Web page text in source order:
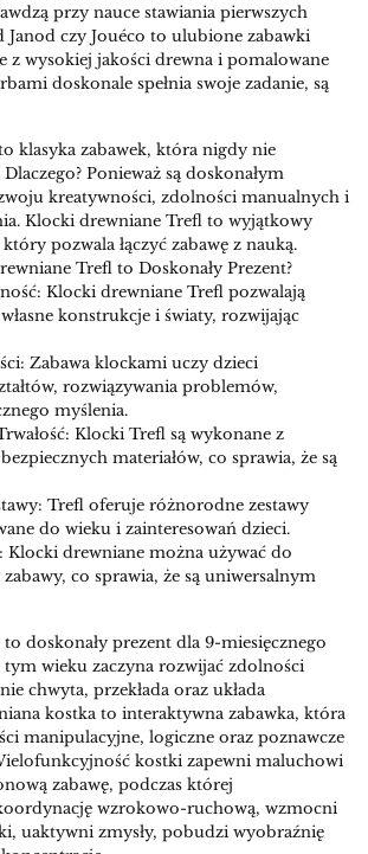
przy nauce stawiania pierwszych
Janod czy Jouéco to ulubione zabawki
z wysokiej jakości drewna i pomalowane
doskonale spełnia swoje zadanie, są
klasyka zabawek, która nigdy nie
Ponieważ są doskonałym
kreatywności, zdolności manualnych i
Klocki drewniane Trefl to wyjątkowy
pozwala łączyć zabawę z nauką.
Trefl to Doskonały Prezent?
Klocki drewniane Trefl pozwalają
konstrukcje i światy, rozwijając
Zabawa klockami uczy dzieci
rozwiązywania problemów,
myślenia.
Klocki Trefl są wykonane z
materiałów, co sprawia, że są
Trefl oferuje różnorodne zestawy
do wieku i zainteresowań dzieci.
drewniane można używać do
co sprawia, że są uniwersalnym
doskonały prezent dla 9-miesięcznego
tym wieku zaczyna rozwijać zdolności
chwyta, przekłada oraz układa
kostka to interaktywna zabawka, która
manipulacyjne, logiczne oraz poznawcze
kostki zapewni maluchowi
zabawę, podczas której
wzrokowo-ruchową, wzmocni
uaktywni zmysły, pobudzi wyobraźnię